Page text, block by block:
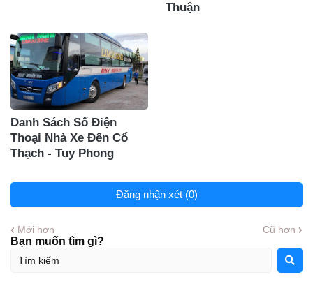
Thuận
Danh Sách Số Điện
Thoại Nhà Xe Đến Cổ
Thạch - Tuy Phong
Đăng nhận xét (0)
Mới hơn Cũ hơn
Bạn muốn tìm gì?